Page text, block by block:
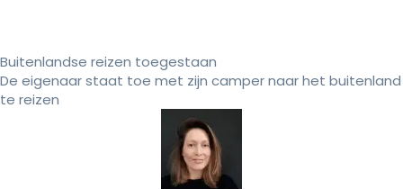
Buitenlandse reizen toegestaan
De eigenaar staat toe met zijn camper naar het buitenland
te reizen